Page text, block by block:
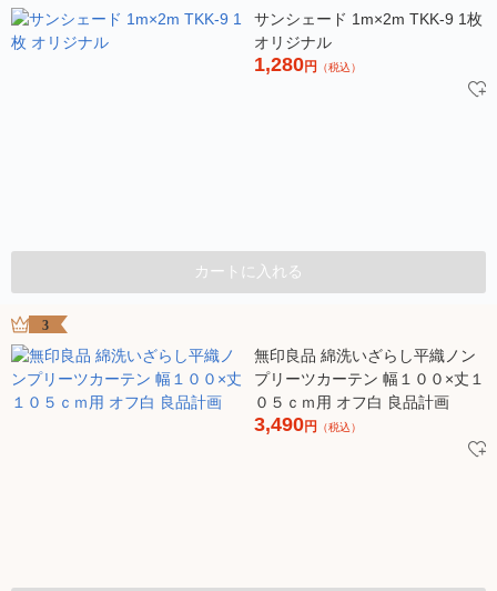
サンシェード 1m×2m TKK-9 1枚
オリジナル
1,280円 （税込）
カートに入れる
3
無印良品 綿洗いざらし平織ノン
プリーツカーテン 幅１００×丈１
０５ｃｍ用 オフ白 良品計画
3,490円 （税込）